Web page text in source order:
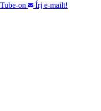
on
Írj e-mailt!